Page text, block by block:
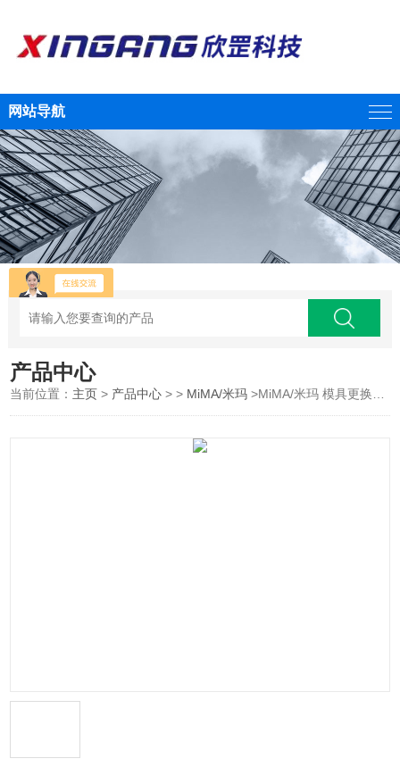
网站导航
产品中心
当前位置： 主页 > 产品中心 > > MiMA/米玛 >MiMA/米玛 模具更换式电动叉车